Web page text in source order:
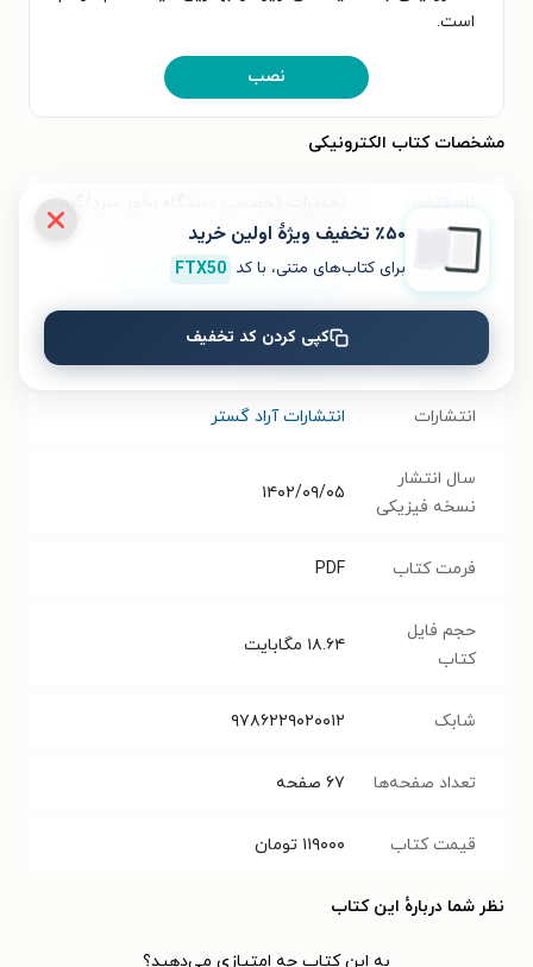
است.
نصب
مشخصات کتاب الکترونیکی
تعمیرات تخصصی دستگاه بخور سرد/گرم
و نبولایزر
موضوع
انتشارات انتشارات آراد گستر
سال انتشار
نسخه فیزیکی
۱۴۰۲/۰۹/۰۵
فرمت کتاب PDF
حجم فایل
کتاب
۱۸.۶۴ مگابایت
شابک ۹۷۸۶۲۲۹۰۲۰۰۱۲
تعداد صفحه‌ها ۶۷ صفحه
قیمت کتاب ۱۱۹۰۰۰ تومان
نظر شما دربارهٔ این کتاب
به این کتاب چه امتیازی می‌دهید؟
٪۵۰ تخفیف ویژۀ اولین خرید
برای کتاب‌های متنی، با کد FTX50
کپی کردن کد تخفیف